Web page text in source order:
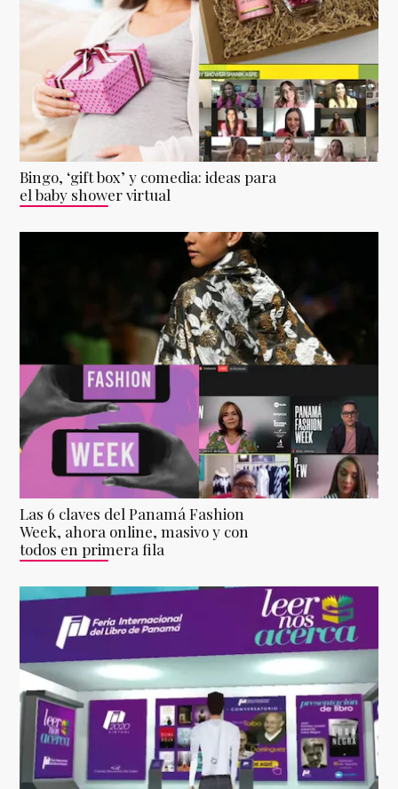
Bingo, ‘gift box’ y comedia: ideas para
el baby shower virtual
Las 6 claves del Panamá Fashion
Week, ahora online, masivo y con
todos en primera fila